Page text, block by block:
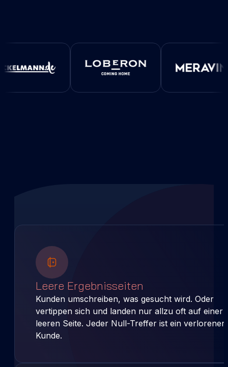
Leere Ergebnisseiten
Kunden umschreiben, was gesucht wird. Oder
vertippen sich und landen nur allzu oft auf einer
leeren Seite. Jeder Null-Treffer ist ein verlorener
Kunde.